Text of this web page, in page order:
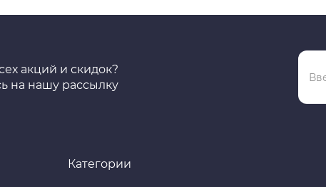
акций и скидок?
на нашу рассылку
Категории